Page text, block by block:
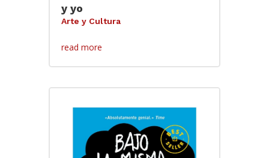
y yo
Arte y Cultura
read more